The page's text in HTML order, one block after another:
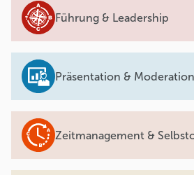
Führung & Leadership
Präsentation & Moderation
Zeitmanagement &